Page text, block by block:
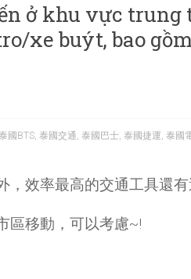
ở khu vực trung
xe buýt, bao
國BTS, 泰國交通, 泰國巴士, 泰國捷運, 泰國
，效率最高的交通工具還有
區移動，可以考慮~!